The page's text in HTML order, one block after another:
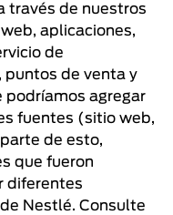
través de nuestros
aplicaciones,
de
puntos de venta y
podríamos agregar
fuentes (sitio web,
de esto,
que fueron
diferentes
Nestlé. Consulte